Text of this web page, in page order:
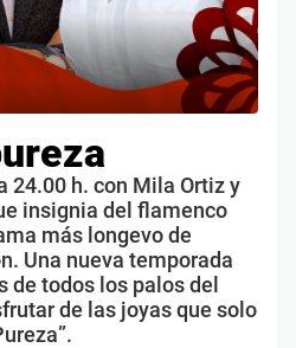
24.00 h. con Mila Ortiz y
insignia del flamenco
más longevo de
Una nueva temporada
de todos los palos del
de las joyas que solo